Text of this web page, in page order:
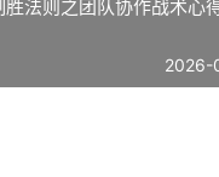
法则之团队协作战术心
2026-